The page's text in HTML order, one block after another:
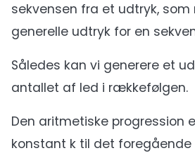
sekvensen fra et udtryk,
generelle udtryk for en
Således kan vi generere et
antallet af led i rækkefølgen.
Den aritmetiske
konstant k til det